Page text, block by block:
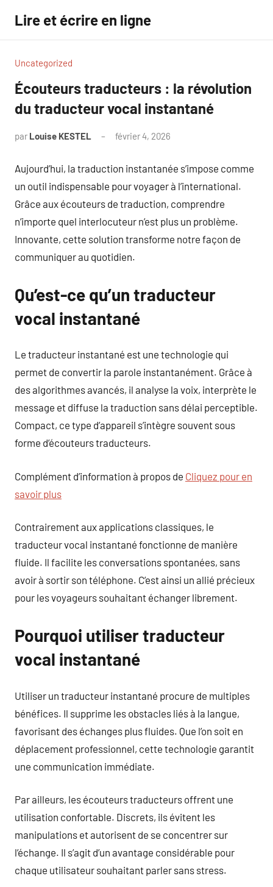
contenu
Lire et écrire en ligne
Uncategorized
Écouteurs traducteurs : la révolution
du traducteur vocal instantané
par Louise KESTEL février 4, 2026
Aujourd’hui, la traduction instantanée s’impose comme
un outil indispensable pour voyager à l’international.
Grâce aux écouteurs de traduction, comprendre
n’importe quel interlocuteur n’est plus un problème.
Innovante, cette solution transforme notre façon de
communiquer au quotidien.
Qu’est-ce qu’un traducteur
vocal instantané
Le traducteur instantané est une technologie qui
permet de convertir la parole instantanément. Grâce à
des algorithmes avancés, il analyse la voix, interprète le
message et diffuse la traduction sans délai perceptible.
Compact, ce type d’appareil s’intègre souvent sous
forme d’écouteurs traducteurs.
Complément d’information à propos de Cliquez pour en
savoir plus
Contrairement aux applications classiques, le
traducteur vocal instantané fonctionne de manière
fluide. Il facilite les conversations spontanées, sans
avoir à sortir son téléphone. C’est ainsi un allié précieux
pour les voyageurs souhaitant échanger librement.
Pourquoi utiliser traducteur
vocal instantané
Utiliser un traducteur instantané procure de multiples
bénéfices. Il supprime les obstacles liés à la langue,
favorisant des échanges plus fluides. Que l’on soit en
déplacement professionnel, cette technologie garantit
une communication immédiate.
Par ailleurs, les écouteurs traducteurs offrent une
utilisation confortable. Discrets, ils évitent les
manipulations et autorisent de se concentrer sur
l’échange. Il s’agit d’un avantage considérable pour
chaque utilisateur souhaitant parler sans stress.